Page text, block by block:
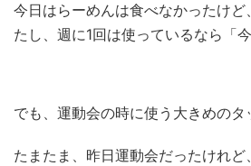
今日はらーめんは食べなかったけど
たし、週に1回は使っているなら「
でも、運動会の時に使う大きめのタ
たまたま、昨日運動会だったけれど